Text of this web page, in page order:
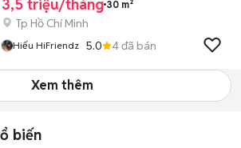
3,5 triệu/tháng 30 m²
Tp Hồ Chí Minh
Hiếu HiFriendz 5.0 4đã bán
Xem thêm
biến